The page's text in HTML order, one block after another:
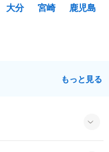
大分 宮崎
鹿児島
もっと見る